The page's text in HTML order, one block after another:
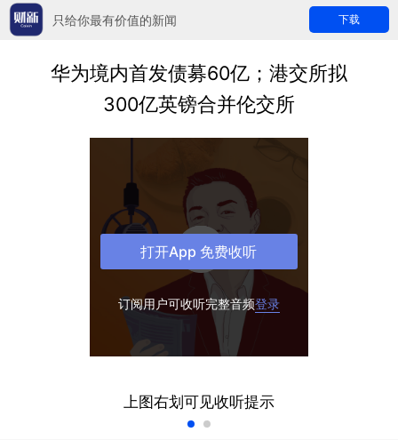
只给你最有价值的新闻 下载
华为境内首发债募60亿；港交所拟
300亿英镑合并伦交所
订阅用户可收听完整音频登录
打开App 免费收听
上图右划可见收听提示